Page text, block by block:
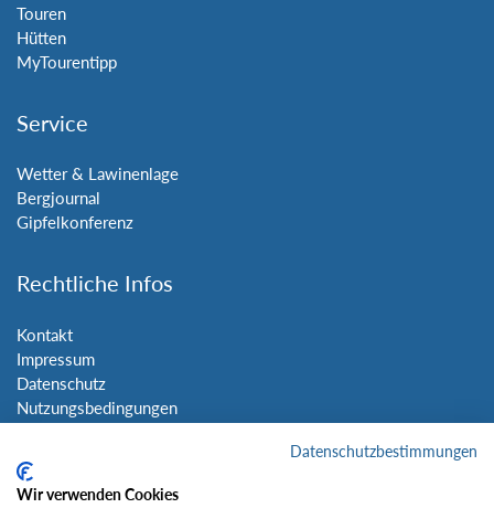
Touren
Hütten
MyTourentipp
Service
Wetter & Lawinenlage
Bergjournal
Gipfelkonferenz
Rechtliche Infos
Kontakt
Impressum
Datenschutz
Nutzungsbedingungen
Social Media
Datenschutzbestimmungen
Wir verwenden Cookies